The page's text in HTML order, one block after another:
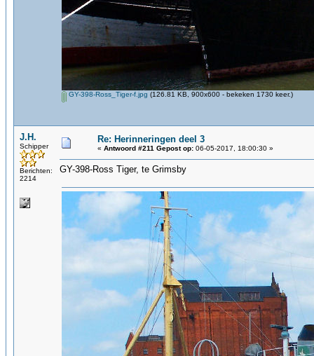
GY-398-Ross_Tiger-f.jpg (126.81 KB, 900x600 - bekeken 1730 keer.)
J.H.
Schipper
Berichten:
2214
Re: Herinneringen deel 3
« Antwoord #211 Gepost op: 06-05-2017, 18:00:30 »
GY-398-Ross Tiger, te Grimsby